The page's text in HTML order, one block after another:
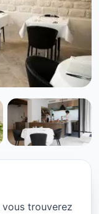
vous trouverez